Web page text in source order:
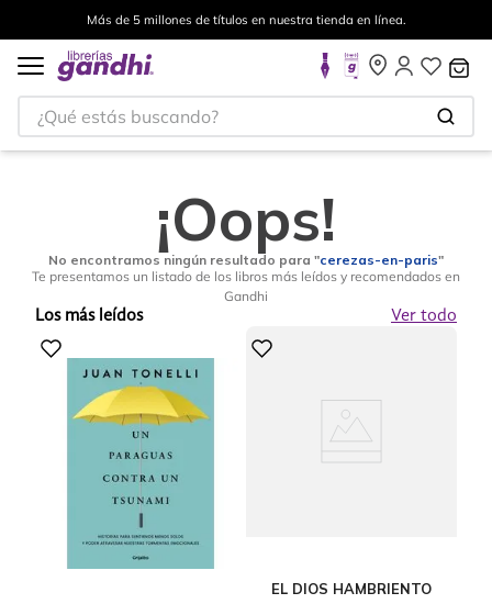
Más de 5 millones de títulos en nuestra tienda en línea.
¿Qué estás buscando?
¡Oops!
No encontramos ningún resultado para "cerezas-en-paris"
Te presentamos un listado de los libros más leídos y recomendados en
Gandhi
Los más leídos Ver todo
EL DIOS HAMBRIENTO